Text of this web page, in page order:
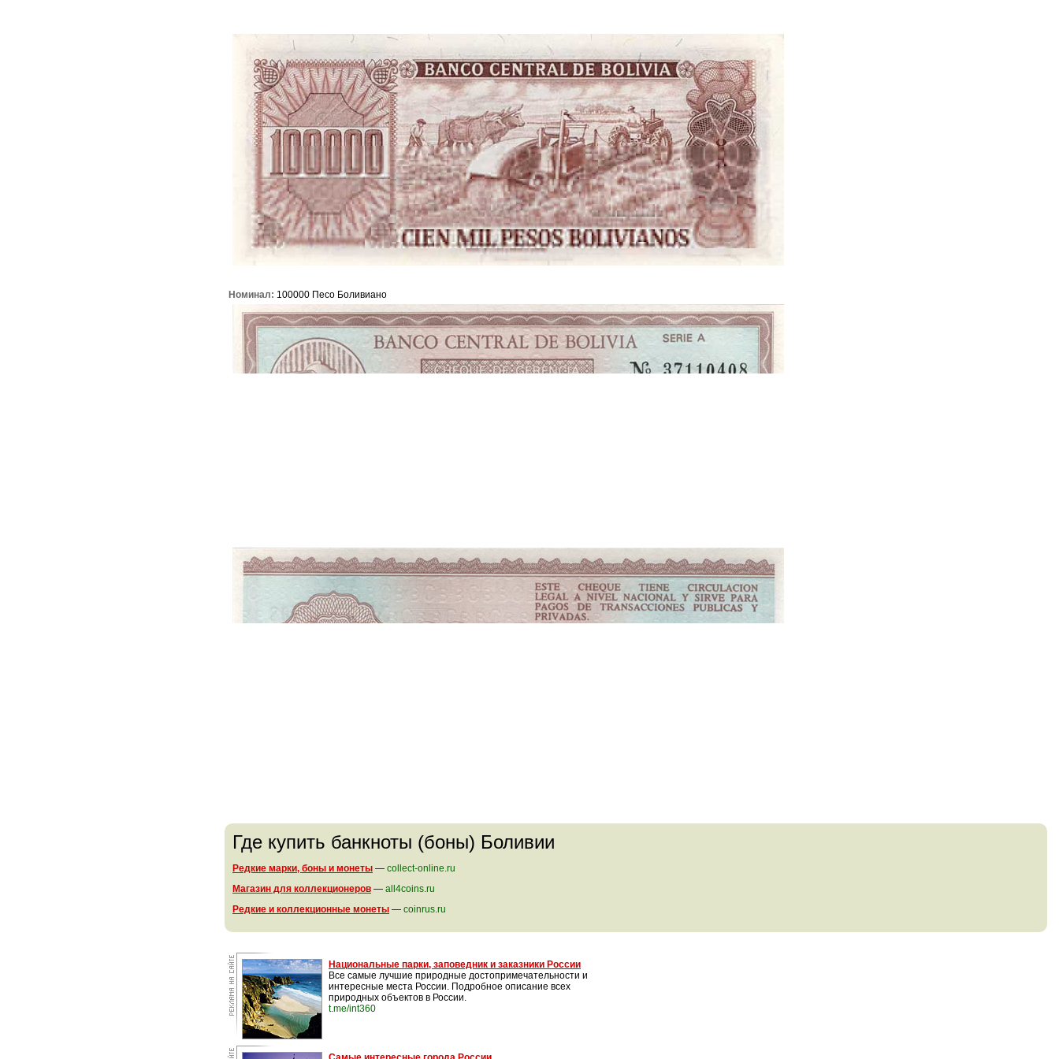
Номинал: 100000 Песо Боливиано
Где купить банкноты (боны) Боливии
Редкие марки, боны и монеты — collect-online.ru
Магазин для коллекционеров — all4coins.ru
Редкие и коллекционные монеты — coinrus.ru
Национальные парки, заповедник и заказники России
Все самые лучшие природные достопримечательности и
интересные места России. Подробное описание всех
природных объектов в России.
t.me/int360